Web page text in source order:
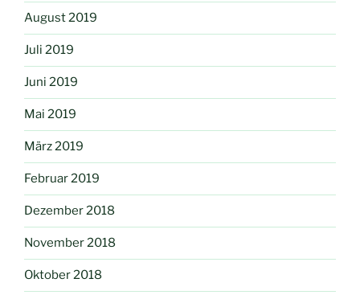
August 2019
Juli 2019
Juni 2019
Mai 2019
März 2019
Februar 2019
Dezember 2018
November 2018
Oktober 2018